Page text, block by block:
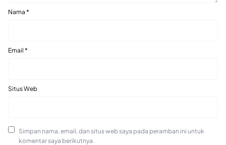
Nama *
Email *
Situs Web
Simpan nama, email, dan situs web saya pada peramban ini untuk
komentar saya berikutnya.